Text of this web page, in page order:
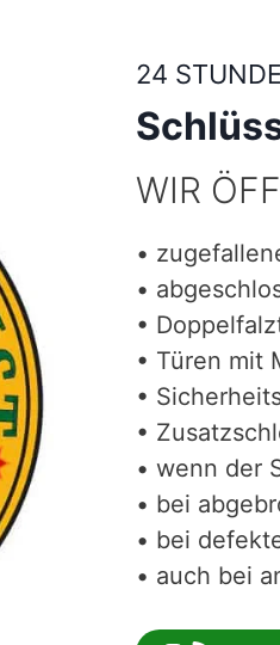
24
WIR
•
•
•
• Türen mit
•
•
• wenn der
• bei
• bei
• auch bei